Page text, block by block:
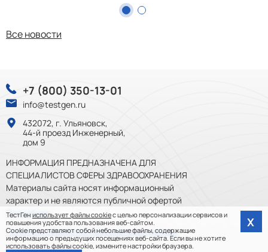
Все новости
ИНФОРМАЦИЯ ПРЕДНАЗНАЧЕНА ДЛЯ
СПЕЦИАЛИСТОВ СФЕРЫ ЗДРАВООХРАНЕНИЯ
Материалы сайта носят информационный
характер и не являются публичной офертой
Подробнее
Политика обработки персональных данных
+7 (800) 350-13-01
info@testgen.ru
432072, г. Ульяновск,
44-й проезд Инженерный,
дом 9
Х
ТестГен использует файлы cookieс целью персонализации сервисов и
повышения удобства пользования веб-сайтом.
Cookie представляют собой небольшие файлы, содержащие
информацию о предыдущих посещениях веб-сайта. Если вы не хотите
использовать файлы cookie, измените настройки браузера.